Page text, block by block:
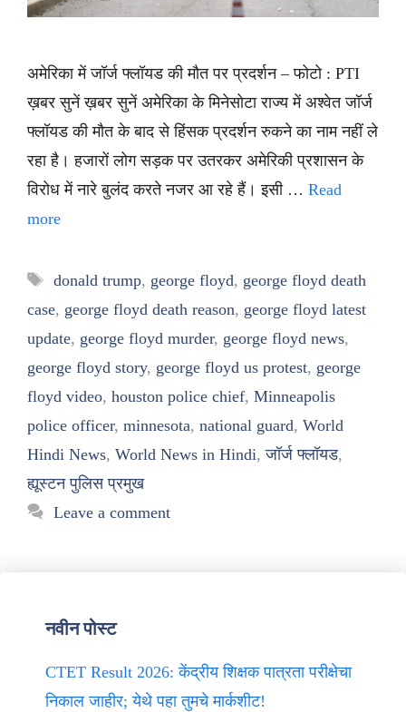
अमेरिका में जॉर्ज फ्लॉयड की मौत पर प्रदर्शन – फोटो : PTI
ख़बर सुनें ख़बर सुनें अमेरिका के मिनेसोटा राज्य में अश्वेत जॉर्ज
फ्लॉयड की मौत के बाद से हिंसक प्रदर्शन रुकने का नाम नहीं ले
रहा है। हजारों लोग सड़क पर उतरकर अमेरिकी प्रशासन के
विरोध में नारे बुलंद करते नजर आ रहे हैं। इसी … Read
more
Tags
donald trump, george floyd, george floyd death
case, george floyd death reason, george floyd latest
update, george floyd murder, george floyd news,
george floyd story, george floyd us protest, george
floyd video, houston police chief, Minneapolis
police officer, minnesota, national guard, World
Hindi News, World News in Hindi,जॉर्ज फ्लॉयड,
ह्यूस्टन पुलिस प्रमुख
Leave a comment
नवीन पोस्ट
CTET Result 2026: केंद्रीय शिक्षक पात्रता परीक्षेचा
निकाल जाहीर; येथे पहा तुमचे मार्कशीट!